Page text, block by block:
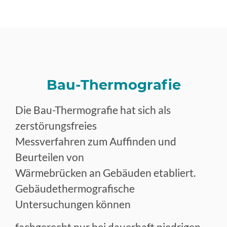
Bau-Thermografie
Die Bau-Thermografie hat sich als
zerstörungsfreies
Messverfahren zum Auffinden und
Beurteilen von
Wärmebrücken an Gebäuden etabliert.
Gebäudethermografische
Untersuchungen können